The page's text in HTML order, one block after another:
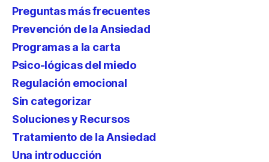
Preguntas más frecuentes
Prevención de la Ansiedad
Programas a la carta
Psico-lógicas del miedo
Regulación emocional
Sin categorizar
Soluciones y Recursos
Tratamiento de la Ansiedad
Una introducción